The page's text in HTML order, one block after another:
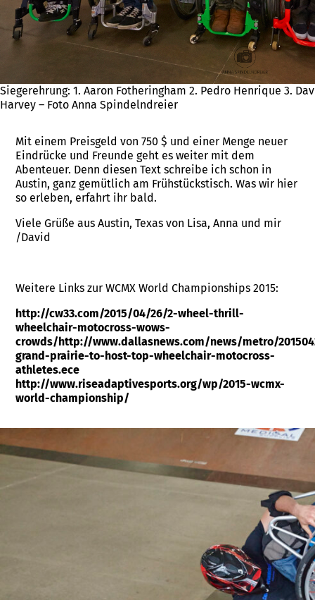
Siegerehrung: 1. Aaron Fotheringham 2. Pedro Henrique 3.
Harvey – Foto Anna Spindelndreier
Mit einem Preisgeld von 750 $ und einer Menge neuer
Eindrücke und Freunde geht es weiter mit dem
Abenteuer. Denn diesen Text schreibe ich schon in
Austin, ganz gemütlich am Frühstückstisch. Was wir hier
so erleben, erfahrt ihr bald.
Viele Grüße aus Austin, Texas von Lisa, Anna und mir
/David
Weitere Links zur WCMX World Championships 2015:
http://cw33.com/2015/04/26/2-wheel-thrill-
wheelchair-motocross-wows-
crowds/ http://www.dallasnews.com/news/metro/
grand-prairie-to-host-top-wheelchair-motocross-
athletes.ece
http://www.riseadaptivesports.org/wp/2015-wcmx-
world-championship/